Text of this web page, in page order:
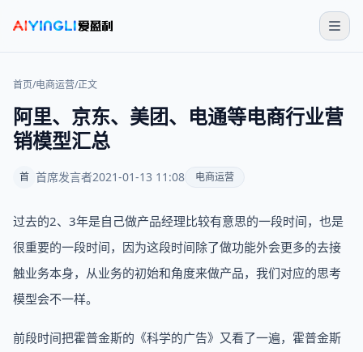
首页/电商运营/正文
阿里、京东、美团、电通等电商行业营
销模型汇总
首 首席发言者2021-01-13 11:08 电商运营
过去的2、3年是自己做产品经理比较有意思的一段时间，也是
很重要的一段时间，因为这段时间除了做功能外会更多的去接
触业务本身，从业务的初始和角度来做产品，我们对应的思考
模型会不一样。
前段时间把霍普金斯的《科学的广告》又看了一遍，霍普金斯